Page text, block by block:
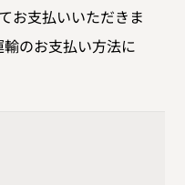
お支払いいただきま
のお支払い方法に